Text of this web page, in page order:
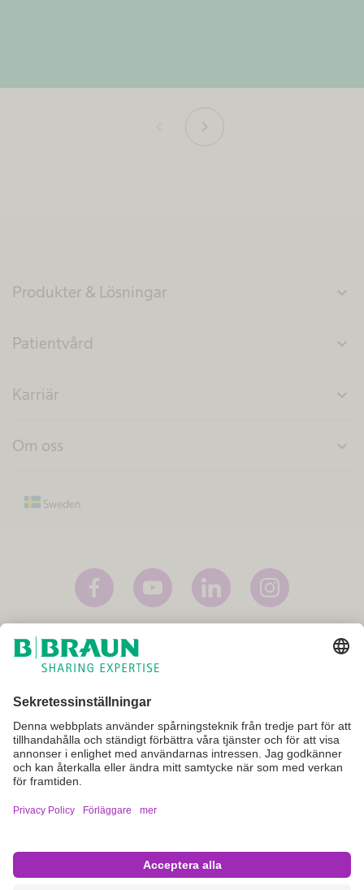
chevron_right
Produkter & Lösningar expand_more
Patientvård expand_more
Karriär expand_more
Om oss expand_more
Sweden
Användarvillkor
Privacy Policy
Cookie inställningar
Dessa internetsidor är avsedda att ge allmän information om B. Braun,
av B. Braun. För speciella frågor rörande våra produkter och tjänster,
vänligen kontakta B. Braun direkt.